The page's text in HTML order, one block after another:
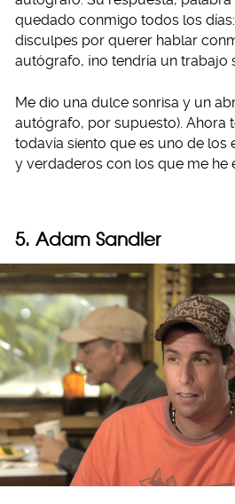
quedado conmigo todos los días:
disculpes por querer hablar
autógrafo, ¡no tendría un trabajo
Me dio una dulce sonrisa y un
autógrafo, por supuesto). Ahora
todavía siento que es uno de los
y verdaderos con los que me he
5. Adam Sandler